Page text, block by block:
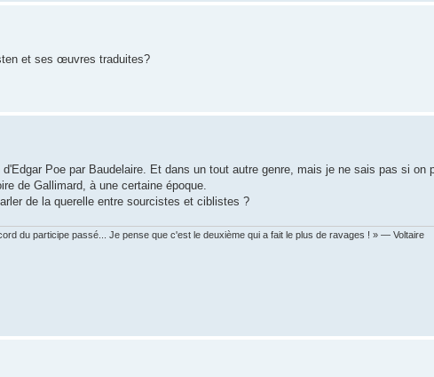
et ses œuvres traduites?
Poe par Baudelaire. Et dans un tout autre genre, mais je ne sais pas si on
de Gallimard, à une certaine époque.
de la querelle entre sourcistes et ciblistes ?
du participe passé... Je pense que c'est le deuxième qui a fait le plus de ravages ! » — Voltaire